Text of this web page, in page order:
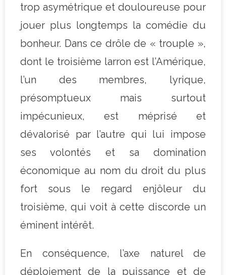
trop asymétrique et douloureuse pour
jouer plus longtemps la comédie du
bonheur. Dans ce drôle de « trouple »,
dont le troisième larron est l’Amérique,
l’un des membres, lyrique,
présomptueux mais surtout
impécunieux, est méprisé et
dévalorisé par l’autre qui lui impose
ses volontés et sa domination
économique au nom du droit du plus
fort sous le regard enjôleur du
troisième, qui voit à cette discorde un
éminent intérêt.
En conséquence, l’axe naturel de
déploiement de la puissance et de